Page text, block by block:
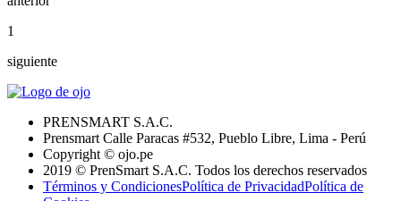
1
siguiente
PRENSMART S.A.C.
Prensmart Calle Paracas #532, Pueblo Libre, Lima - Perú
Copyright © ojo.pe
2019 © PrenSmart S.A.C. Todos los derechos reservados
Términos y CondicionesPolítica de PrivacidadPolítica de